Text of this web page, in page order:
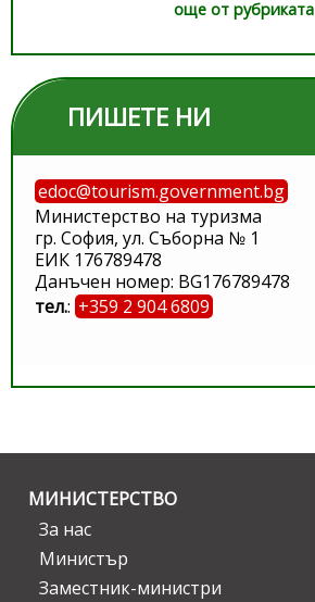
още от рубриката
ПИШЕТЕ НИ
edoc@tourism.government.bg
Министерство на туризма
гр. София, ул. Съборна № 1
ЕИК 176789478
Данъчен номер: BG176789478
тел.: +359 2 904 6809
МИНИСТЕРСТВО
За нас
Министър
Заместник-министри